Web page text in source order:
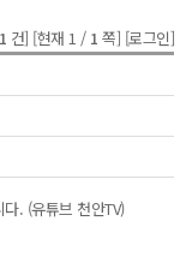
건] [현재 1 / 1 쪽] [로그인]
. (유튜브 천안TV)